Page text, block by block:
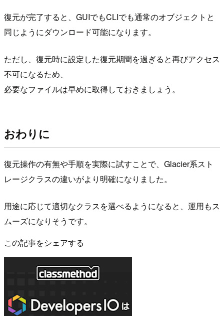
復元が完了すると、GUIでもCLIでも通常のオブジェクトと
同じようにダウンロード可能になります。
ただし、復元時に設定した復元期間を過ぎると再びアクセス
不可になるため、
必要なファイルは早めに取得しておきましょう。
おわりに
復元操作の有無や手順を実際に試すことで、Glacier系スト
レージクラスの違いがより明確になりました。
用途に応じて適切なクラスを選べるようになると、運用もス
ムーズになりそうです。
この記事をシェアする